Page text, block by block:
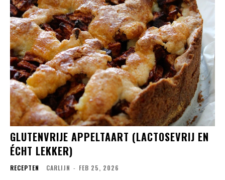
GLUTENVRIJE APPELTAART (LACTOSEVRIJ EN
ÉCHT LEKKER)
RECEPTEN CARLIJN - FEB 25, 2026